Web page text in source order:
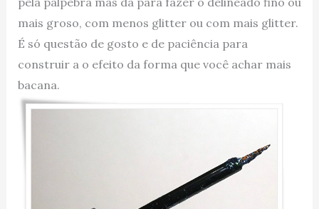
mais groso, com menos glitter ou com mais glitter.
É só questão de gosto e de paciência para
construir a o efeito da forma que você achar mais
bacana.